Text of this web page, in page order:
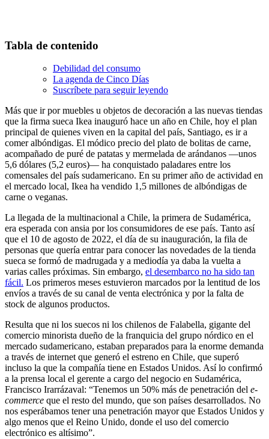
Tabla de contenido
Debilidad del consumo
La agenda de Cinco Días
Suscríbete para seguir leyendo
Más que ir por muebles u objetos de decoración a las nuevas tiendas
que la firma sueca Ikea inauguró hace un año en Chile, hoy el plan
principal de quienes viven en la capital del país, Santiago, es ir a
comer albóndigas. El módico precio del plato de bolitas de carne,
acompañado de puré de patatas y mermelada de arándanos —unos
5,6 dólares (5,2 euros)— ha conquistado paladares entre los
comensales del país sudamericano. En su primer año de actividad en
el mercado local, Ikea ha vendido 1,5 millones de albóndigas de
carne o veganas.
La llegada de la multinacional a Chile, la primera de Sudamérica,
era esperada con ansia por los consumidores de ese país. Tanto así
que el 10 de agosto de 2022, el día de su inauguración, la fila de
personas que quería entrar para conocer las novedades de la tienda
sueca se formó de madrugada y a mediodía ya daba la vuelta a
varias calles próximas. Sin embargo, el desembarco no ha sido tan
fácil. Los primeros meses estuvieron marcados por la lentitud de los
envíos a través de su canal de venta electrónica y por la falta de
stock de algunos productos.
Resulta que ni los suecos ni los chilenos de Falabella, gigante del
comercio minorista dueño de la franquicia del grupo nórdico en el
mercado sudamericano, estaban preparados para la enorme demanda
a través de internet que generó el estreno en Chile, que superó
incluso la que la compañía tiene en Estados Unidos. Así lo confirmó
a la prensa local el gerente a cargo del negocio en Sudamérica,
Francisco Irarrázaval: “Tenemos un 50% más de penetración del e-
commerce que el resto del mundo, que son países desarrollados. No
nos esperábamos tener una penetración mayor que Estados Unidos y
algo menos que el Reino Unido, donde el uso del comercio
electrónico es altísimo”.